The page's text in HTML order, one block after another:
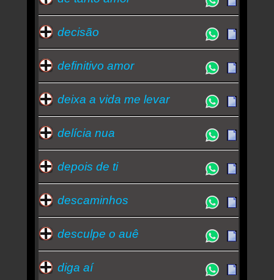
decisão
definitivo amor
deixa a vida me levar
delícia nua
depois de ti
descaminhos
desculpe o auê
diga aí